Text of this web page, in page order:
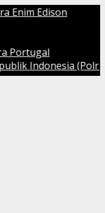
Edison
Indonesia (Polri)